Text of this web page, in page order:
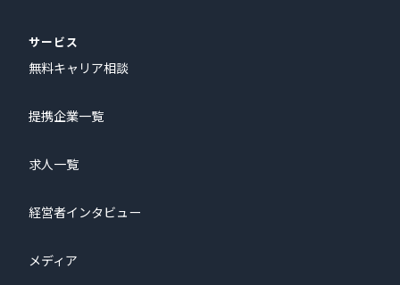
サービス
無料キャリア相談
提携企業一覧
求人一覧
経営者インタビュー
メディア